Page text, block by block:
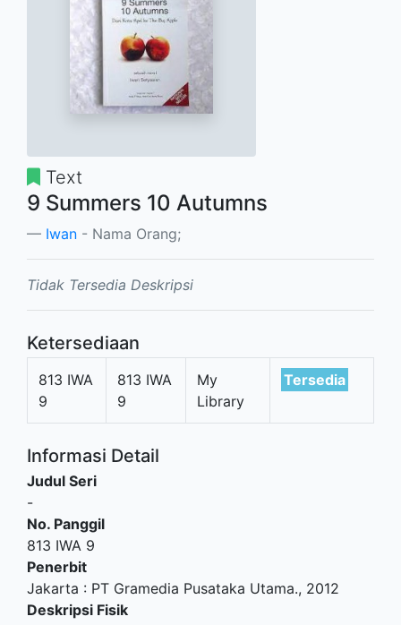
Text
9 Summers 10 Autumns
Iwan - Nama Orang;
Tidak Tersedia Deskripsi
Ketersediaan
813 IWA
9
813 IWA
9
My
Library
Tersedia
Informasi Detail
Judul Seri
-
No. Panggil
813 IWA 9
Penerbit
Jakarta : PT Gramedia Pusataka Utama., 2012
Deskripsi Fisik